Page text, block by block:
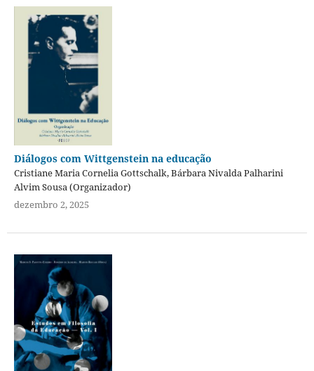
Diálogos com Wittgenstein na educação
Cristiane Maria Cornelia Gottschalk, Bárbara Nivalda Palharini
Alvim Sousa (Organizador)
dezembro 2, 2025